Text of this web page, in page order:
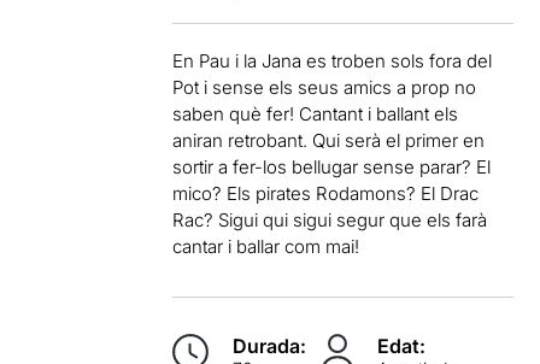
En Pau i la Jana es troben sols fora del
Pot i sense els seus amics a prop no
saben què fer! Cantant i ballant els
aniran retrobant. Qui serà el primer en
sortir a fer-los bellugar sense parar? El
mico? Els pirates Rodamons? El Drac
Rac? Sigui qui sigui segur que els farà
cantar i ballar com mai!
Durada: Edat: